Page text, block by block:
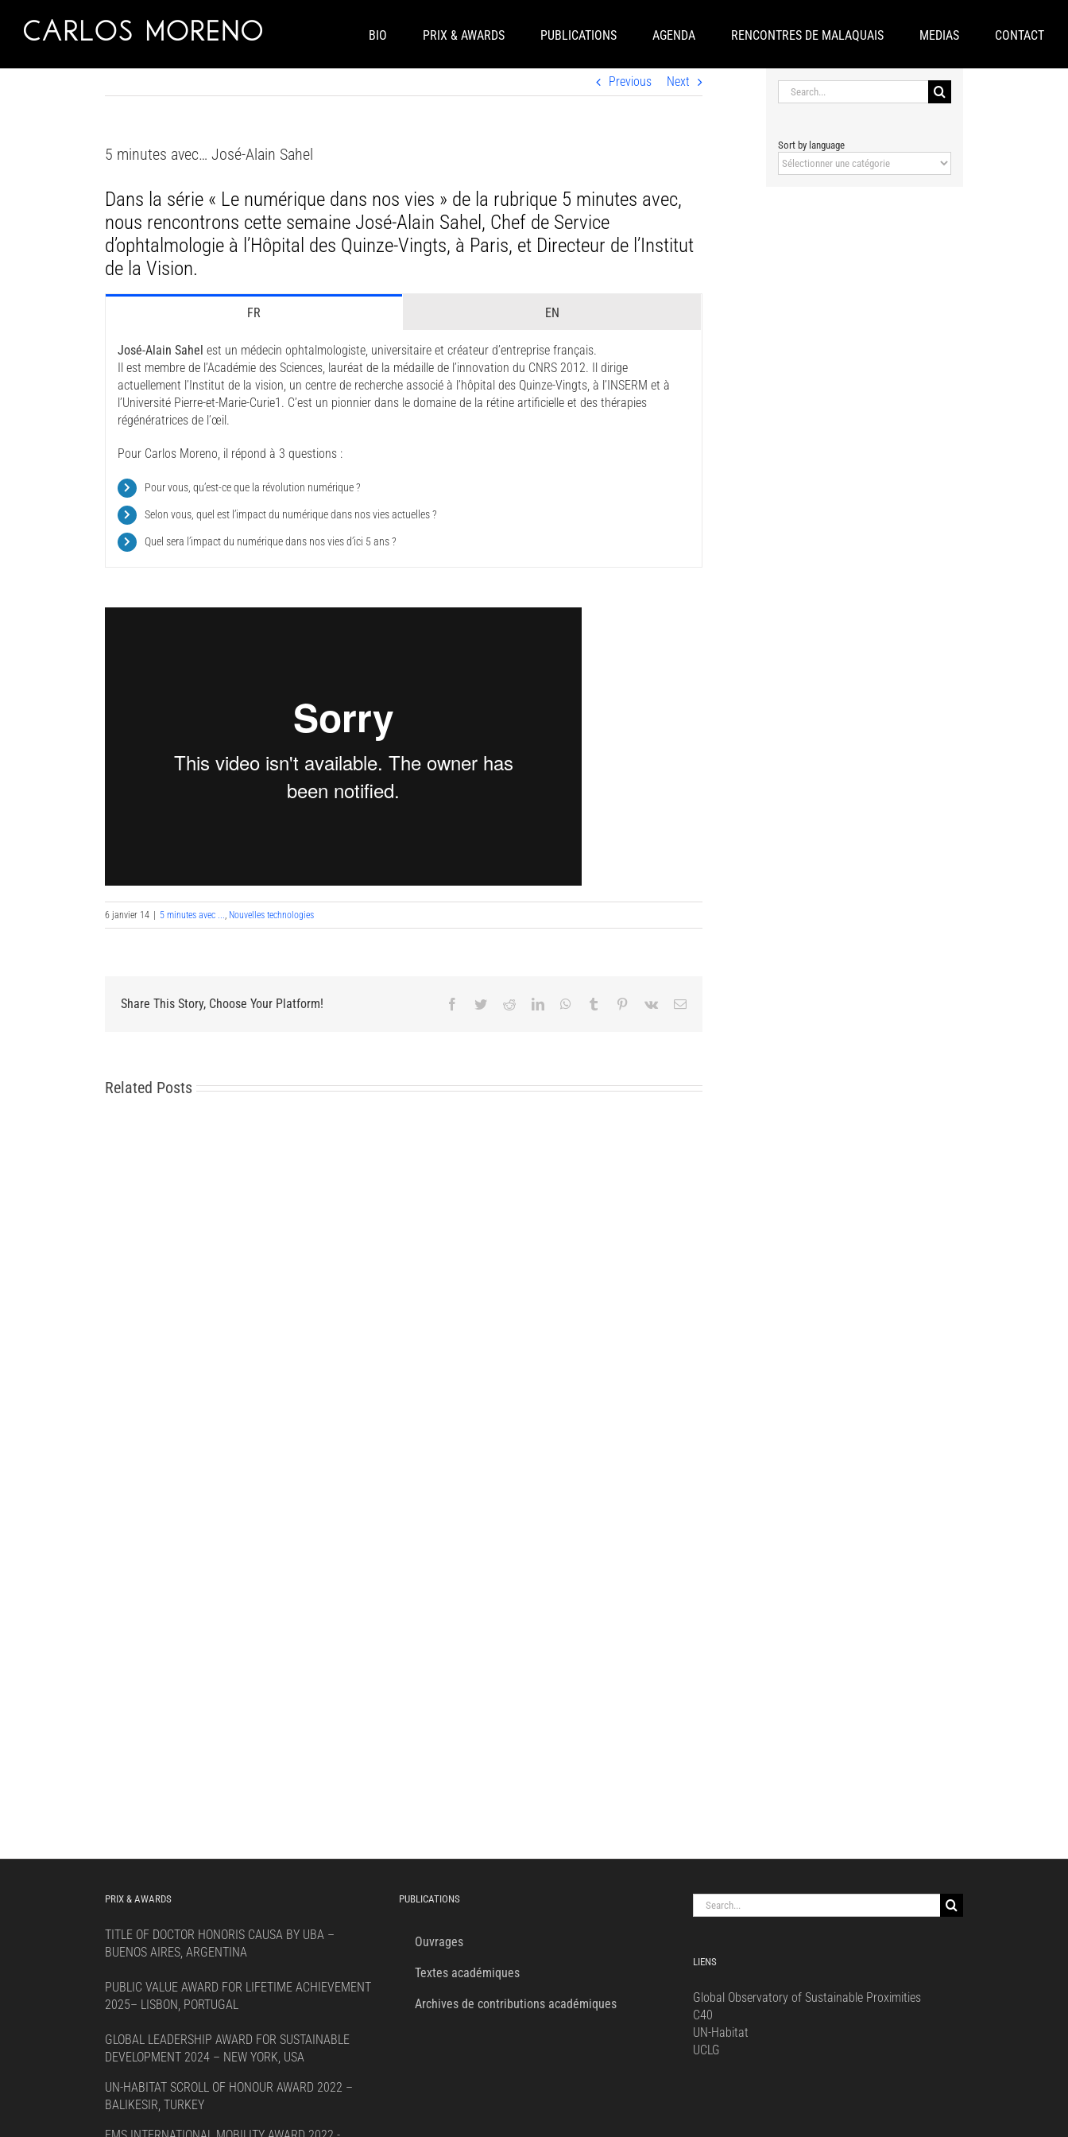
content
BIO PRIX & AWARDS PUBLICATIONS AGENDA RENCONTRES DE MALAQUAIS MEDIAS CONTACT
Previous Next
5 minutes avec… José-Alain Sahel
Dans la série « Le numérique dans nos vies » de la rubrique 5 minutes avec,
nous rencontrons cette semaine José-Alain Sahel, Chef de Service
d’ophtalmologie à l’Hôpital des Quinze-Vingts, à Paris, et Directeur de l’Institut
de la Vision.
FR EN
José-Alain Sahel est un médecin ophtalmologiste, universitaire et créateur d’entreprise français.
Il est membre de l’Académie des Sciences, lauréat de la médaille de l’innovation du CNRS 2012. Il dirige
actuellement l’Institut de la vision, un centre de recherche associé à l’hôpital des Quinze-Vingts, à l’INSERM et à
l’Université Pierre-et-Marie-Curie1. C’est un pionnier dans le domaine de la rétine artificielle et des thérapies
régénératrices de l’œil.
Pour Carlos Moreno, il répond à 3 questions :
Pour vous, qu’est-ce que la révolution numérique ?
Selon vous, quel est l’impact du numérique dans nos vies actuelles ?
Quel sera l’impact du numérique dans nos vies d’ici 5 ans ?
6 janvier 14 5 minutes avec ..., Nouvelles technologies
Share This Story, Choose Your Platform! Facebook
TwitterRedditLinkedInWhatsApp
Tumblr Pinterest
Vk Email
Related Posts
Search
for:
Sort by language
Sort
by
PRIX & AWARDS
TITLE OF DOCTOR HONORIS CAUSA BY UBA –
BUENOS AIRES, ARGENTINA
PUBLIC VALUE AWARD FOR LIFETIME ACHIEVEMENT
2025– LISBON, PORTUGAL
GLOBAL LEADERSHIP AWARD FOR SUSTAINABLE
DEVELOPMENT 2024 – NEW YORK, USA
UN-HABITAT SCROLL OF HONOUR AWARD 2022 –
BALIKESIR, TURKEY
PUBLICATIONS
Ouvrages
Textes académiques
Archives de contributions académiques
Search
for:
LIENS
Global Observatory of Sustainable Proximities
C40
UN-Habitat
UCLG